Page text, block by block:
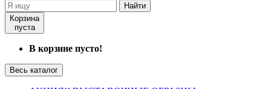
Найти
Корзина
пуста
В корзине пусто!
Весь каталог